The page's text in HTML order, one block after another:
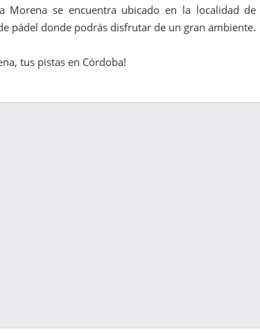
se encuentra ubicado en la localidad de
pádel donde podrás disfrutar de un gran ambiente.
tus pistas en Córdoba!